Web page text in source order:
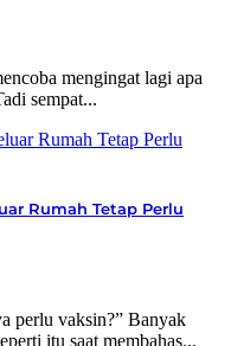
mengingat lagi apa
sempat...
Rumah Tetap Perlu
perlu vaksin?” Banyak
itu saat membahas...